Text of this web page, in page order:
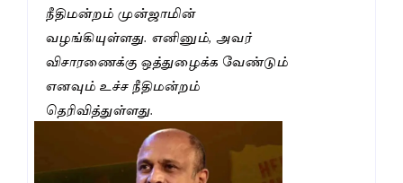
நீதிமன்றம் முன்ஜாமின்
வழங்கியுள்ளது. எனினும், அவர்
விசாரணைக்கு ஒத்துழைக்க வேண்டும்
எனவும் உச்ச நீதிமன்றம்
தெரிவித்துள்ளது.